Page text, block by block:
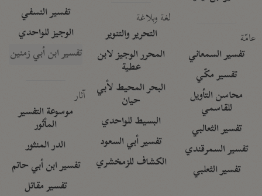
عامّة
تفسير السمعاني
تفسير مكّي
محاسن التأويل
للقاسمي
تفسير الثعالبي
تفسير السمرقندي
تفسير الثعلبي
لغة وبلاغة
التحرير والتنوير
المحرر الوجيز لابن
عطية
البحر المحيط لأبي
حيان
البسيط للواحدي
تفسير أبي السعود
الكشاف للزمخشري
تفسير النسفي
الوجيز للواحدي
تفسير ابن أبي زمنين
آثار
موسوعة التفسير
المأثور
الدر المنثور
تفسير ابن أبي حاتم
تفسير مقاتل